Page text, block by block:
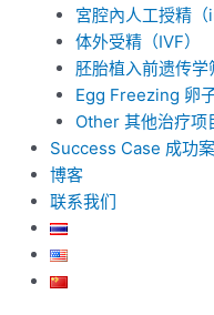
宮腔內人工授精（
体外受精（IVF）
胚胎植入前遗传
Egg Freezing 卵
Other 其他治疗项
Success Case 成功
博客
联系我们